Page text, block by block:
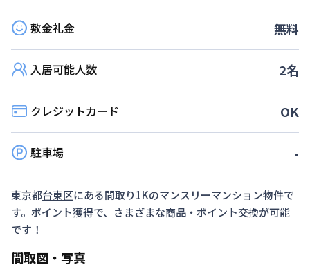
敷金礼金 無料
入居可能人数 2名
クレジットカード OK
駐車場 -
東京都台東区にある間取り1Kのマンスリーマンション物件で
す。ポイント獲得で、さまざまな商品・ポイント交換が可能
です！
間取図・写真